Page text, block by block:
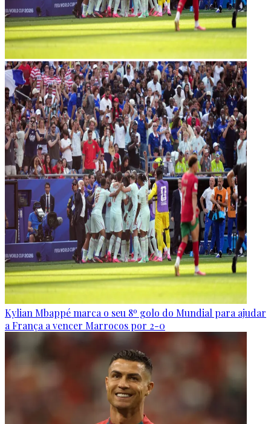
Kylian Mbappé marca o seu 8º golo do Mundial para ajudar
a França a vencer Marrocos por 2-0